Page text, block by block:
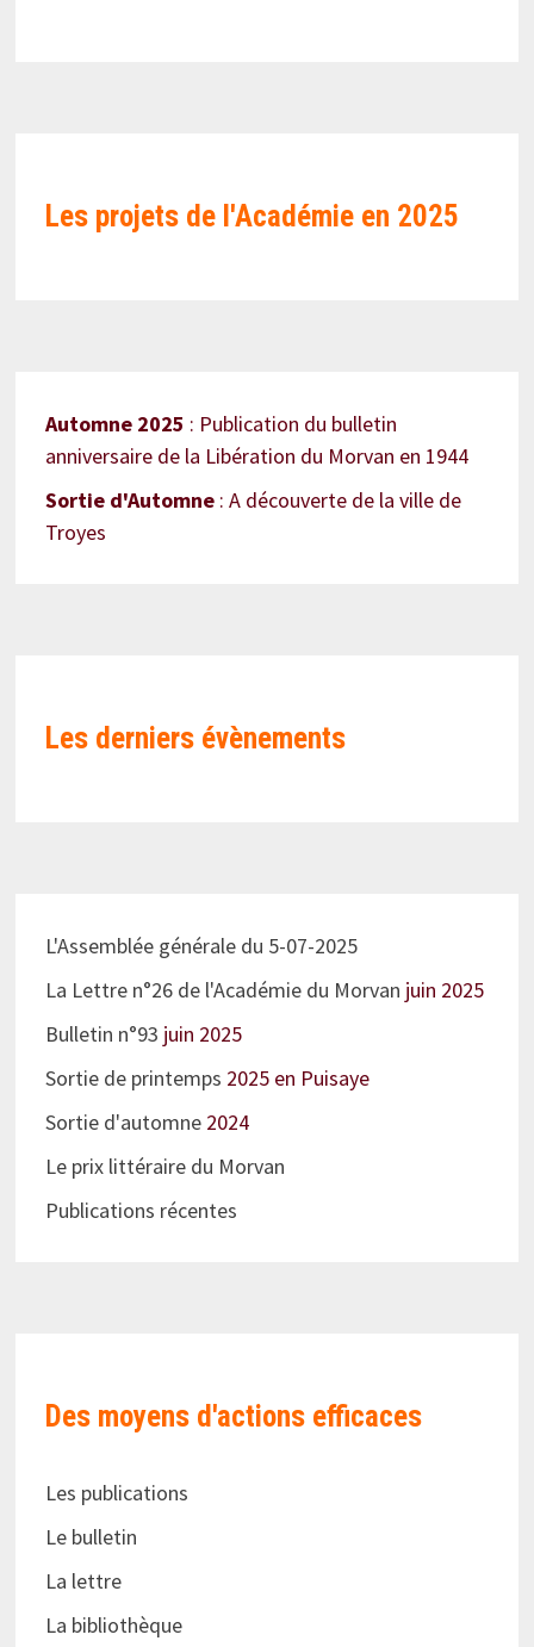
Les projets de l'Académie en 2025
Automne 2025 : Publication du bulletin
anniversaire de la Libération du Morvan en 1944
Sortie d'Automne : A découverte de la ville de
Troyes
Les derniers évènements
L'Assemblée générale du 5-07-2025
La Lettre n°26 de l'Académie du Morvan juin 2025
Bulletin n°93 juin 2025
Sortie de printemps 2025 en Puisaye
Sortie d'automne2024
Le prix littéraire du Morvan
Publications récentes
Des moyens d'actions efficaces
Les publications
Le bulletin
La lettre
La bibliothèque